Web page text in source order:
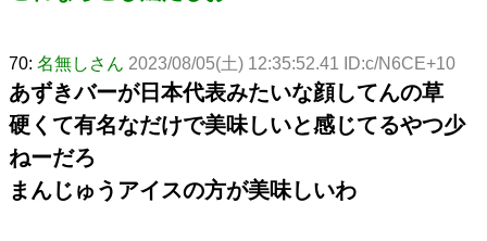
70: 名無しさん 2023/08/05(土) 12:35:52.41 ID:c/N6CE+10
あずきバーが日本代表みたいな顔してんの草
硬くて有名なだけで美味しいと感じてるやつ少
ねーだろ
まんじゅうアイスの方が美味しいわ